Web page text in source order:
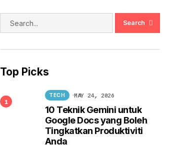
Search
Top Picks
10 Teknik Gemini untuk
Google Docs yang Boleh
Tingkatkan Produktiviti
Anda
TECH MAY 24, 2026